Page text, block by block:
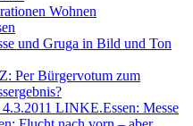
Wohnen
und Gruga in Bild und Ton
Per Bürgervotum zum
LINKE.Essen: Messe